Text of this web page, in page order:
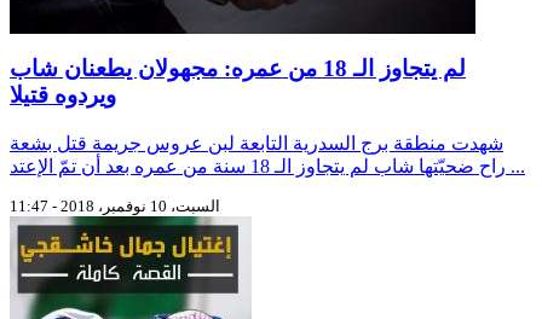
لم يتجاوز الـ 18 من عمره: مجهولان يطعنان شاب
ويردوه قتيلا
شهدت منطقة برج السدرية التابعة لبن عروس جريمة قتل بشعة
راح ضحيّتها شاب لم يتجاوز الـ 18 سنة من عمره بعد أن تمّ الإعتد ...
السبت، 10 نوفمبر، 2018 - 11:47